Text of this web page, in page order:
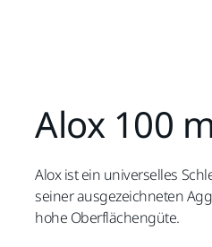
Alox 100
Alox ist ein universelles
seiner ausgezeichneten
hohe Oberflächengüte.